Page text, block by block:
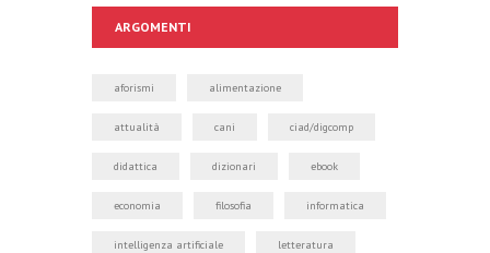
ARGOMENTI
aforismi alimentazione
attualità cani ciad/digcomp
didattica dizionari ebook
economia filosofia informatica
intelligenza artificiale letteratura